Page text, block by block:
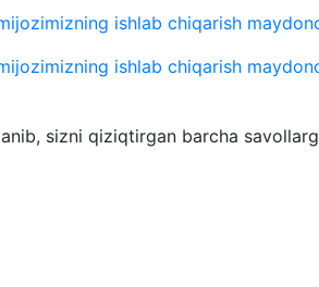
ishlab chiqarish
ishlab chiqarish
sizni qiziqtirgan barcha